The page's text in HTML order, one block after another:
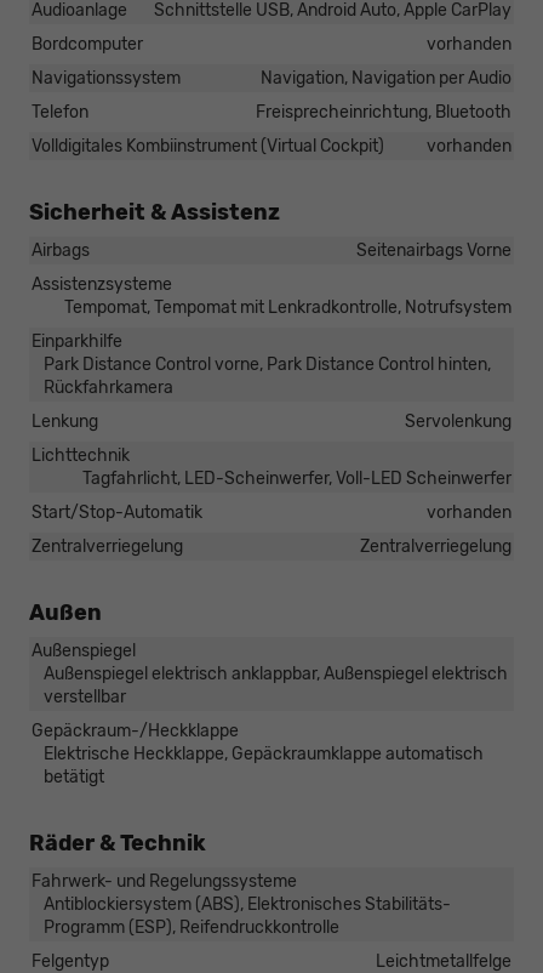
Audioanlage
Schnittstelle USB, Android Auto, Apple CarPlay
Bordcomputer
vorhanden
Navigationssystem
Navigation, Navigation per Audio
Telefon
Freisprecheinrichtung, Bluetooth
Volldigitales Kombiinstrument (Virtual Cockpit)
vorhanden
Sicherheit & Assistenz
Airbags
Seitenairbags Vorne
Assistenzsysteme
Tempomat, Tempomat mit Lenkradkontrolle, Notrufsystem
Einparkhilfe
Park Distance Control vorne, Park Distance Control hinten,
Rückfahrkamera
Lenkung
Servolenkung
Lichttechnik
Tagfahrlicht, LED-Scheinwerfer, Voll-LED Scheinwerfer
Start/Stop-Automatik
vorhanden
Zentralverriegelung
Zentralverriegelung
Außen
Außenspiegel
Außenspiegel elektrisch anklappbar, Außenspiegel elektrisch
verstellbar
Gepäckraum-/Heckklappe
Elektrische Heckklappe, Gepäckraumklappe automatisch
betätigt
Räder & Technik
Fahrwerk- und Regelungssysteme
Antiblockiersystem (ABS), Elektronisches Stabilitäts-
Programm (ESP), Reifendruckkontrolle
Felgentyp
Leichtmetallfelge